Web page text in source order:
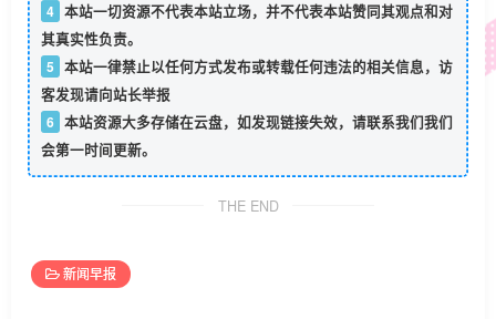
4 本站一切资源不代表本站立场，并不代表本站赞同其观点和对
其真实性负责。
5 本站一律禁止以任何方式发布或转载任何违法的相关信息，访
客发现请向站长举报
6 本站资源大多存储在云盘，如发现链接失效，请联系我们我们
会第一时间更新。
THE END
新闻早报